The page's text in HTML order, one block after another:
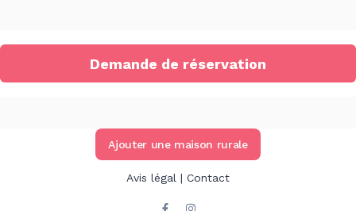
Demande de réservation
Ajouter une maison rurale
Avis légal | Contact